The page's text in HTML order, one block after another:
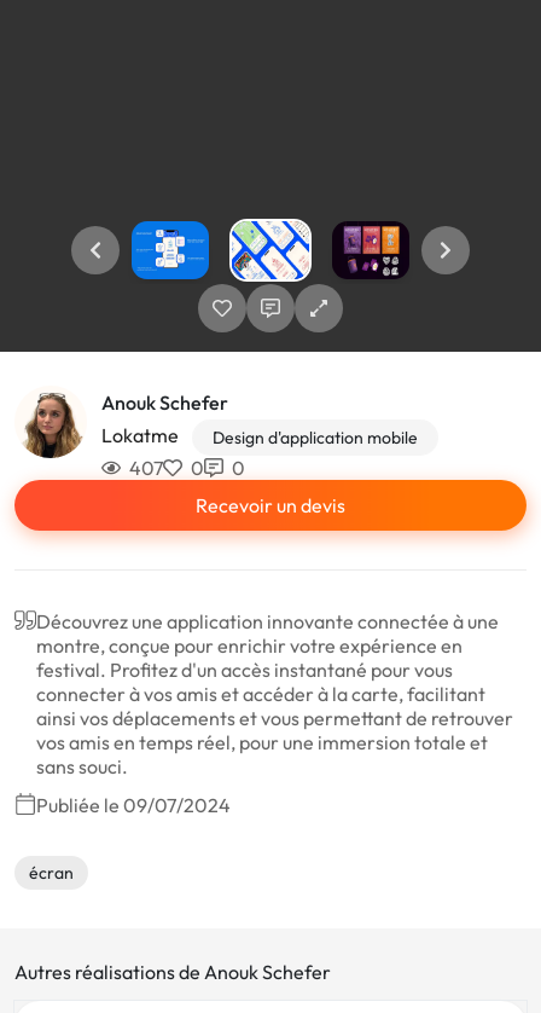
Anouk Schefer
Lokatme
Design d'application mobile
407 0
0
Recevoir un devis
Découvrez une application innovante connectée à une
montre, conçue pour enrichir votre expérience en
festival. Profitez d'un accès instantané pour vous
connecter à vos amis et accéder à la carte, facilitant
ainsi vos déplacements et vous permettant de retrouver
vos amis en temps réel, pour une immersion totale et
sans souci.
Publiée le 09/07/2024
écran
Autres réalisations de Anouk Schefer